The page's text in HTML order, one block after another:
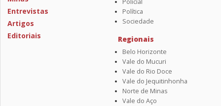
Entrevistas
Artigos
Editoriais
Policial
Política
Sociedade
Regionais
Belo Horizonte
Vale do Mucuri
Vale do Rio Doce
Vale do Jequitinhonha
Norte de Minas
Vale do Aço